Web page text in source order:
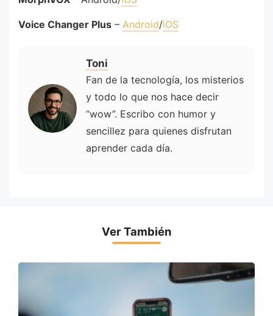
Voice Changer Plus – Android/iOS
Toni
Fan de la tecnología, los misterios
y todo lo que nos hace decir
“wow”. Escribo con humor y
sencillez para quienes disfrutan
aprender cada día.
Ver También